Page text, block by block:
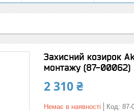
Захисний козирок
монтажу (87-00062)
2 310 ₴
Немає в наявності Код: 87-